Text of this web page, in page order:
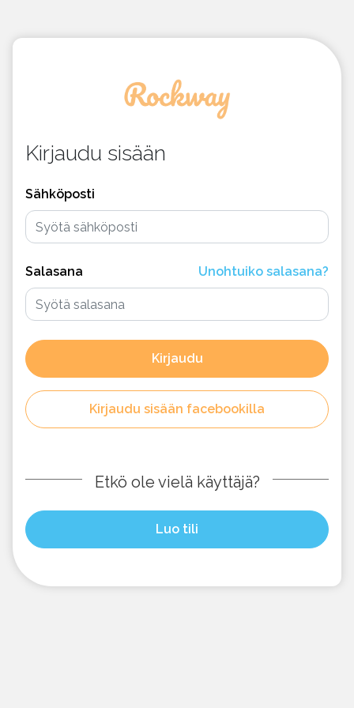
Kirjaudu sisään
Sähköposti
Salasana Unohtuiko salasana?
Kirjaudu
Kirjaudu sisään facebookilla
Etkö ole vielä käyttäjä?
Luo tili